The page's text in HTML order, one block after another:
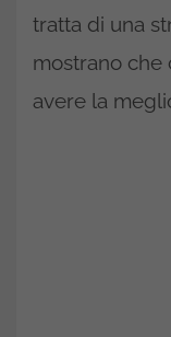
tratta di una
mostrano che
avere la